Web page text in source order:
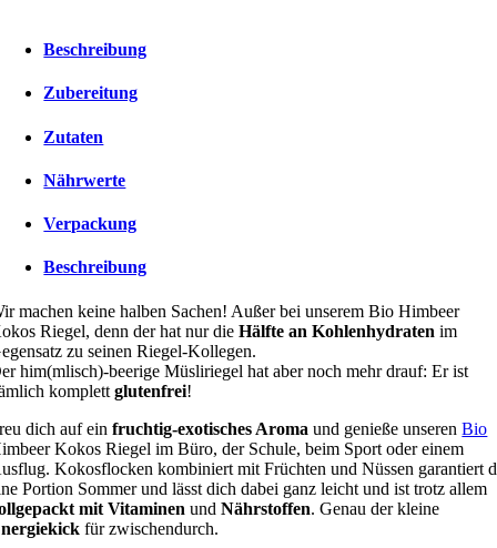
Beschreibung
Zubereitung
Zutaten
Nährwerte
Verpackung
Beschreibung
machen keine halben Sachen! Außer bei unserem Bio Himbeer
Riegel, denn der hat nur dieHälfte an Kohlenhydraten im
zu seinen Riegel-Kollegen.
him(mlisch)-beerige Müsliriegel hat aber noch mehr drauf: Er ist
komplettglutenfrei!
dich auf einfruchtig-exotisches Aroma und genieße unserenBio
Kokos Riegel im Büro, der Schule, beim Sport oder einem
Kokosflocken kombiniert mit Früchten und Nüssen garantiert
Portion Sommer und lässt dich dabei ganz leicht und ist trotz allem
mit VitaminenundNährstoffen. Genau der kleine
für zwischendurch.